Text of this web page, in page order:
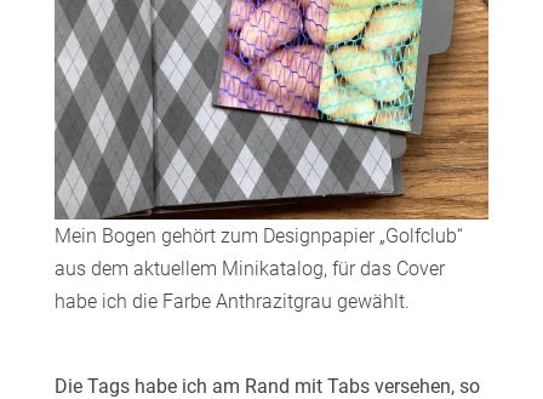
Mein Bogen gehört zum Designpapier „Golfclub“
aus dem aktuellem Minikatalog, für das Cover
habe ich die Farbe Anthrazitgrau gewählt.
Die Tags habe ich am Rand mit Tabs versehen, so